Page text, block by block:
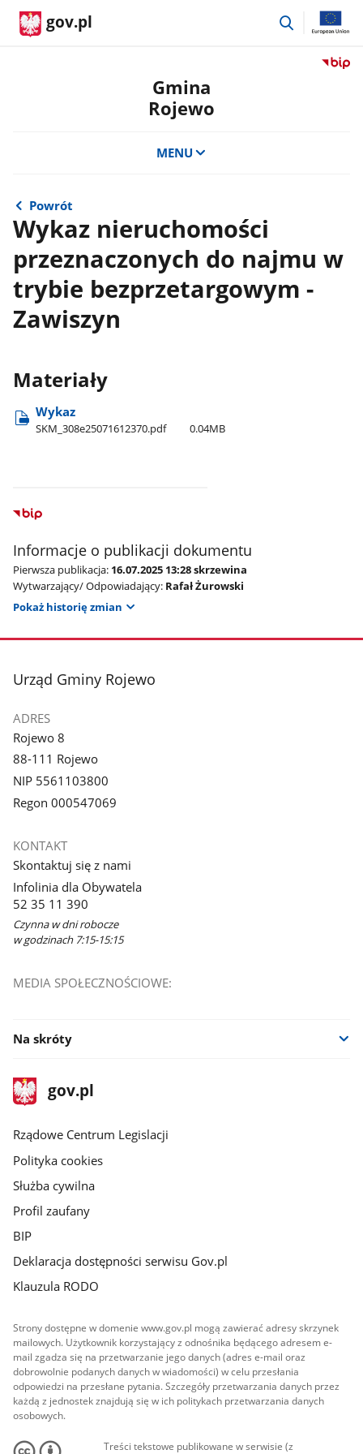
gov.pl
przejdź
Przejdź
Gmina
Rojewo
MENU
Powrót
Wykaz nieruchomości
przeznaczonych do najmu w
trybie bezprzetargowym -
Zawiszyn
Materiały
Wykaz
SKM​_308e25071612370.pdf 0.04MB
Informacje o publikacji dokumentu
Pierwsza publikacja: 16.07.2025 13:28 skrzewina
Wytwarzający/ Odpowiadający: Rafał Żurowski
Pokaż historię zmian
stopka
Urząd Gminy Rojewo
ADRES
Rojewo 8
88-111 Rojewo
NIP 5561103800
Regon 000547069
KONTAKT
Skontaktuj się z nami
Infolinia dla Obywatela
52 35 11 390
Czynna w dni robocze
w godzinach 7:15-15:15
MEDIA SPOŁECZNOŚCIOWE:
Na skróty
stopka
gov.plStrona
gov.pl
Rządowe Centrum Legislacji
Polityka cookies
Służba cywilna
Profil zaufany
BIP
Deklaracja dostępności serwisu Gov.pl
Klauzula RODO
Strony dostępne w domenie www.gov.pl mogą zawierać adresy skrzynek
mailowych. Użytkownik korzystający z odnośnika będącego adresem e-
mail zgadza się na przetwarzanie jego danych (adres e-mail oraz
dobrowolnie podanych danych w wiadomości) w celu przesłania
odpowiedzi na przesłane pytania. Szczegóły przetwarzania danych przez
każdą z jednostek znajdują się w ich politykach przetwarzania danych
osobowych.
Treści tekstowe publikowane w serwisie (z